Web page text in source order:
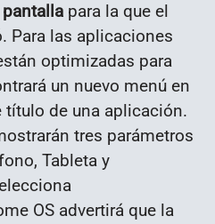
para la que el
Para las aplicaciones
optimizadas para
un nuevo menú en
título de una aplicación.
tres parámetros
Tableta y
OS advertirá que la